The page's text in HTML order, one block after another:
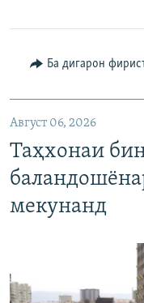
Ба дигарон
Август 06, 2026
Таҳхонаи
мекунанд